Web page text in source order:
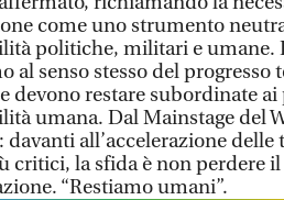
come uno strumento
politiche, militari e umane.
al senso stesso del progresso
devono restare subordinate
umana. Dal Mainstage del
davanti all’accelerazione
critici, la sfida è non perdere
“Restiamo umani”.